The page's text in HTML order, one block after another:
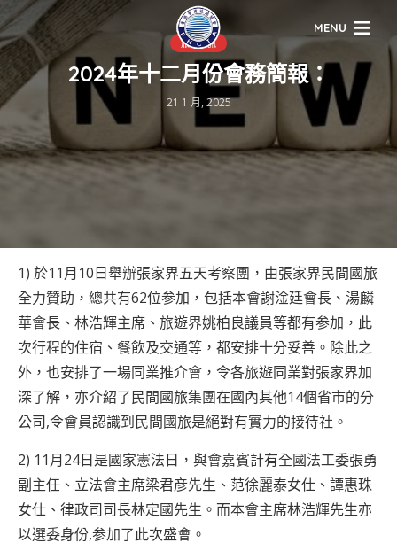
MENU
旅業快訊
2024年十二月份會務簡報：
21 1 月, 2025
1) 於11月10日舉辦張家界五天考察團，由張家界民間國旅
全力贊助，總共有62位参加，包括本會謝淦廷會長、湯麟
華會長、林浩輝主席、旅遊界姚柏良議員等都有参加，此
次行程的住宿、餐飲及交通等，都安排十分妥善。除此之
外，也安排了一場同業推介會，令各旅遊同業對張家界加
深了解，亦介紹了民間國旅集團在國內其他14個省市的分
公司,令會員認識到民間國旅是絕對有實力的接待社。
2) 11月24日是國家憲法日，與會嘉賓計有全國法工委張勇
副主任、立法會主席梁君彦先生、范徐麗泰女仕、譚惠珠
女仕、律政司司長林定國先生。而本會主席林浩輝先生亦
以選委身份,参加了此次盛會。